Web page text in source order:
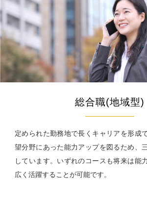
総合職(地域型)
定められた勤務地で長くキャリアを形成
望分野にあった能力アップを図るため、
しています。いずれのコースも将来は能
広く活躍することが可能です。